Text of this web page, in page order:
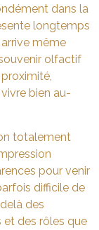
dans la
longtemps
même
olfactif
bien au-
totalement
pour venir
difficile de
des
et des rôles que